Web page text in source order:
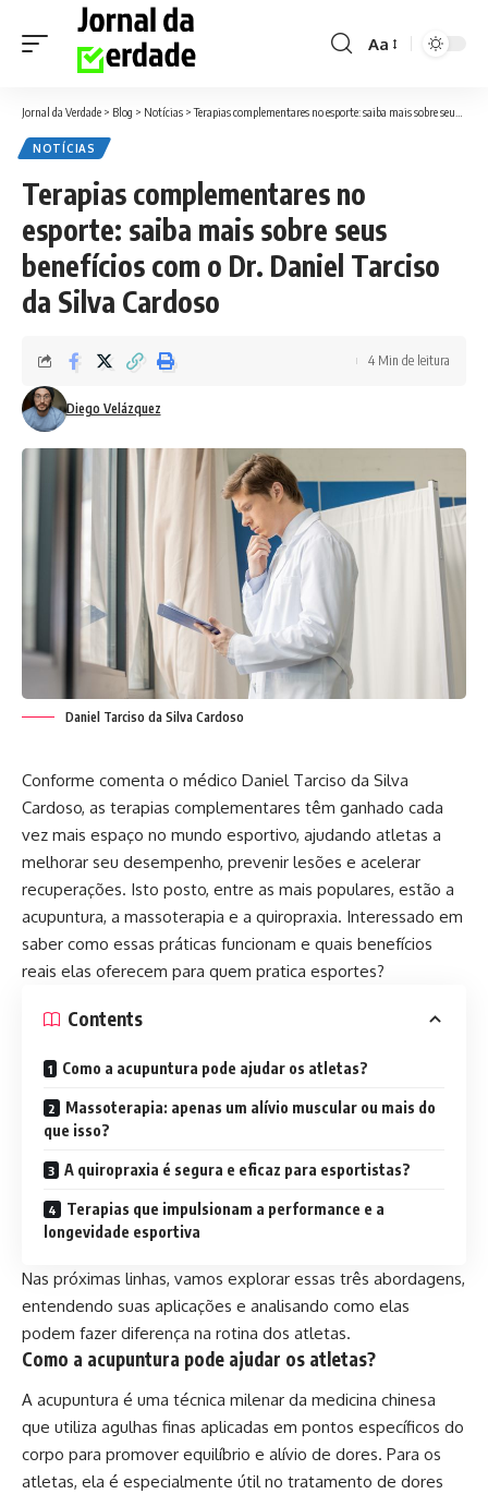
Font
Aa
Jornal da Verdade > Blog > Notícias >Terapias complementares no esporte: saiba mais sobre seus benefícios com o Dr. Daniel Tarciso da Silva Cardoso
NOTÍCIAS
Terapias complementares no
esporte: saiba mais sobre seus
benefícios com o Dr. Daniel Tarciso
da Silva Cardoso
Diego Velázquez
4 Min de leitura
Daniel Tarciso da Silva Cardoso
Conforme comenta o médico Daniel Tarciso da Silva
Cardoso, as terapias complementares têm ganhado cada
vez mais espaço no mundo esportivo, ajudando atletas a
melhorar seu desempenho, prevenir lesões e acelerar
recuperações. Isto posto, entre as mais populares, estão a
acupuntura, a massoterapia e a quiropraxia. Interessado em
saber como essas práticas funcionam e quais benefícios
reais elas oferecem para quem pratica esportes?
Contents
Como a acupuntura pode ajudar os atletas?
Massoterapia: apenas um alívio muscular ou mais do
que isso?
A quiropraxia é segura e eficaz para esportistas?
Terapias que impulsionam a performance e a
longevidade esportiva
Nas próximas linhas, vamos explorar essas três abordagens,
entendendo suas aplicações e analisando como elas
podem fazer diferença na rotina dos atletas.
Como a acupuntura pode ajudar os atletas?
A acupuntura é uma técnica milenar da medicina chinesa
que utiliza agulhas finas aplicadas em pontos específicos do
corpo para promover equilíbrio e alívio de dores. Para os
atletas, ela é especialmente útil no tratamento de dores